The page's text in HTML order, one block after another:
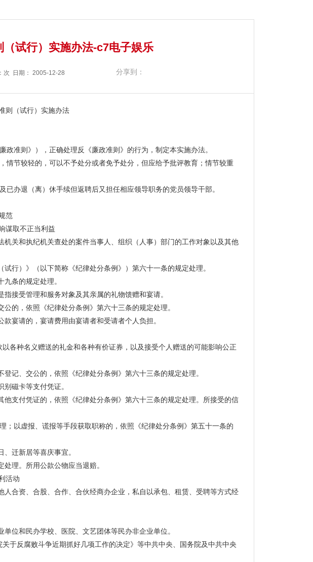
试行）实施办法-c7电子娱乐
次 日期： 2005-12-28 分享到：
则（试行）实施办法
准则》），正确处理反《廉政准则》的行为，制定本实施办法。
节较轻的，可以不予处分或者免予处分，但应给予批评教育；情节较重
办退（离）休手续但返聘后又担任相应领导职务的党员领导干部。
范
谋取不正当利益
关和执纪机关查处的案件当事人、组织（人事）部门的工作对象以及其他
）》（以下简称《纪律处分条例》）第六十一条的规定处理。
条的规定处理。
接受管理和服务对象及其亲属的礼物馈赠和宴请。
的，依照《纪律处分条例》第六十三条的规定处理。
宴请的，宴请费用由宴请者和受请者个人负担。
种名义赠送的礼金和各种有价证券，以及接受个人赠送的可能影响公正
、交公的，依照《纪律处分条例》第六十三条的规定处理。
磁卡等支付凭证。
支付凭证的，依照《纪律处分条例》第六十三条的规定处理。所接受的信
以虚报、谎报等手段获取职称的，依照《纪律处分条例》第五十一条的
迁新居等喜庆事宜。
理。所用公款公物应当退赔。
活动
合资、合股、合作、合伙经商办企业，私自以承包、租赁、受聘等方式经
位和民办学校、医院、文艺团体等民办非企业单位。
反腐败斗争近期抓好几项工作的决定》等中共中央、国务院及中共中央